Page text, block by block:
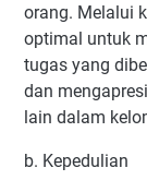
orang. Melalui
optimal untuk
tugas yang
dan
lain dalam
b. Kepedulian